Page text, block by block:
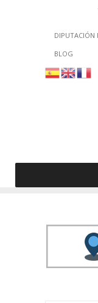
DIPUTACIÓN
BLOG